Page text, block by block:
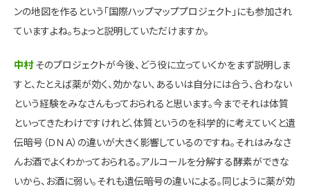
ンの地図を作るという「国際ハップマッププロジェクト」にも参加され
ていますよね。ちょっと説明していただけますか。
中村そのプロジェクトが今後、どう役に立っていくかをまず説明しま
すと、たとえば薬が効く、効かない、あるいは自分には合う、合わない
という経験をみなさんもっておられると思います。今までそれは体質
といってきたわけですけれど、体質というのを科学的に考えていくと遺
伝暗号（ＤＮＡ）の違いが大きく影響しているのですね。それはみなさ
んお酒でよくわかっておられる。アルコールを分解する酵素ができな
いから、お酒に弱い。それも遺伝暗号の違いによる。同じように薬が効